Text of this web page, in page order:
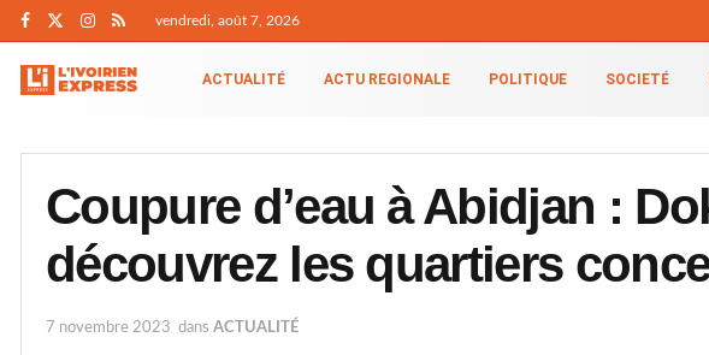
vendredi, août 7, 2026
ACTUALITÉ ACTU REGIONALE POLITIQUE SOCIETÉ
Coupure d’eau à Abidjan :
découvrez les quartiers
7 novembre 2023 dans ACTUALITÉ